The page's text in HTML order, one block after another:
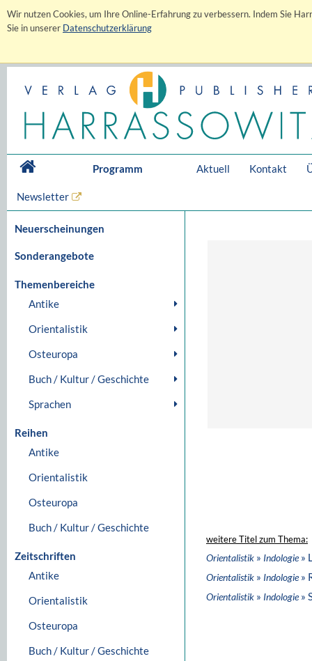
Wir nutzen Cookies, um Ihre Online-Erfahrung zu verbessern. Indem Sie
Sie in unserer Datenschutzerklärung
Programm Aktuell Kontakt
Newsletter
Neuerscheinungen
Sonderangebote
Themenbereiche
Antike
Orientalistik
Osteuropa
Buch / Kultur / Geschichte
Sprachen
Reihen
Antike
Orientalistik
Osteuropa
Buch / Kultur / Geschichte
Zeitschriften
Antike
Orientalistik
Osteuropa
Buch / Kultur / Geschichte
weitere Titel zum Thema:
Orientalistik » Indologie»
Orientalistik » Indologie»
Orientalistik » Indologie»